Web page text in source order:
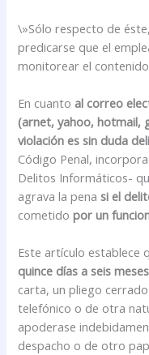
\»Sólo respecto de
predicarse que el
monitorear el
En cuanto al correo
(arnet, yahoo, hotmail,
violación es sin duda
Código Penal,
Delitos Informáticos-
agrava la penasi el
cometidopor un
Este artículo establece
quince días a seis meses
carta, un pliego
telefónico o de otra
apoderase
despacho o de otro